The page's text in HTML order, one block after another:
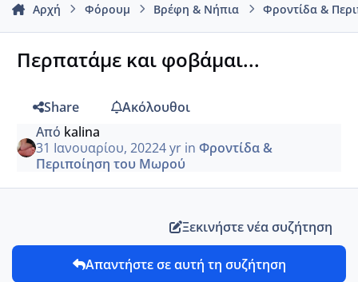
Αρχή Φόρουμ Βρέφη & Νήπια Φροντίδα &
Περπατάμε και φοβάμαι...
Share
Ακόλουθοι
Από kalina
31 Ιανουαρίου, 20224 yrin Φροντίδα &
Περιποίηση του Μωρού
Ξεκινήστε νέα συζήτηση
Απαντήστε σε αυτή τη συζήτηση